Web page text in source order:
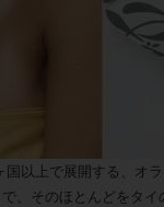
以上で展開する、オ
、そのほとんどをタイ